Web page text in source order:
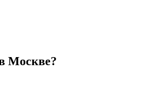
Москве?